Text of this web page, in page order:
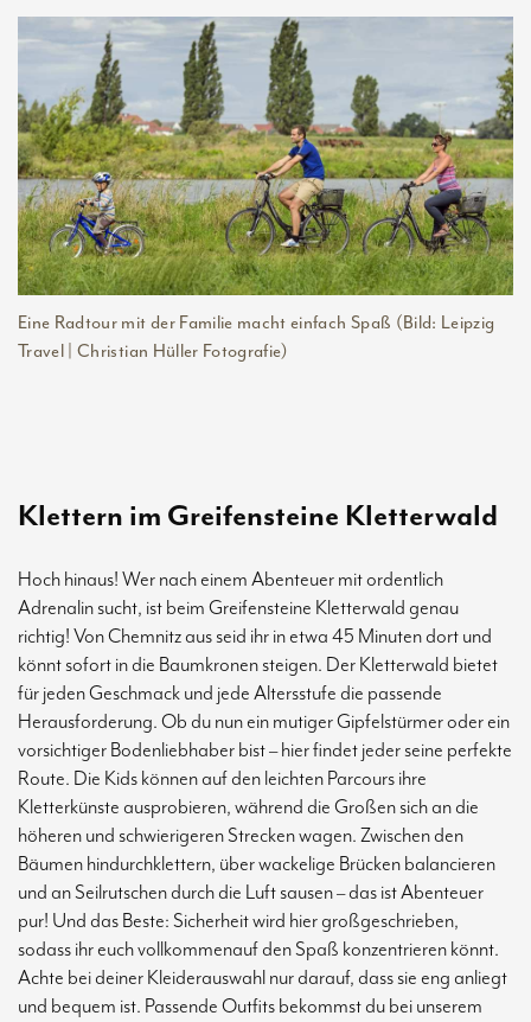
Eine Radtour mit der Familie macht einfach Spaß (Bild: Leipzig
Travel | Christian Hüller Fotografie)
Klettern im Greifensteine Kletterwald
Hoch hinaus! Wer nach einem Abenteuer mit ordentlich
Adrenalin sucht, ist beim Greifensteine Kletterwald genau
richtig! Von Chemnitz aus seid ihr in etwa 45 Minuten dort und
könnt sofort in die Baumkronen steigen. Der Kletterwald bietet
für jeden Geschmack und jede Altersstufe die passende
Herausforderung. Ob du nun ein mutiger Gipfelstürmer oder ein
vorsichtiger Bodenliebhaber bist – hier findet jeder seine perfekte
Route. Die Kids können auf den leichten Parcours ihre
Kletterkünste ausprobieren, während die Großen sich an die
höheren und schwierigeren Strecken wagen. Zwischen den
Bäumen hindurchklettern, über wackelige Brücken balancieren
und an Seilrutschen durch die Luft sausen – das ist Abenteuer
pur! Und das Beste: Sicherheit wird hier großgeschrieben,
sodass ihr euch vollkommenauf den Spaß konzentrieren könnt.
Achte bei deiner Kleiderauswahl nur darauf, dass sie eng anliegt
und bequem ist. Passende Outfits bekommst du bei unserem